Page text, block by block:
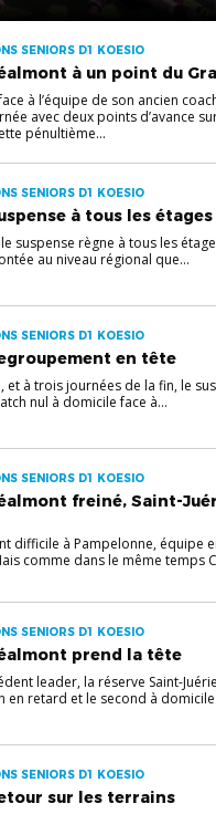
SENIORS D1 KOESIO
à un point du
à l’équipe de son ancien
avec deux points d’avance
pénultième...
SENIORS D1 KOESIO
à tous les étages
suspense règne à tous les
au niveau régional que...
SENIORS D1 KOESIO
en tête
à trois journées de la fin, le
nul à domicile face à...
SENIORS D1 KOESIO
freiné, Saint-
difficile à Pampelonne, équipe
comme dans le même temps
SENIORS D1 KOESIO
prend la tête
leader, la réserve Saint-
en retard et le second à
SENIORS D1 KOESIO
sur les terrains